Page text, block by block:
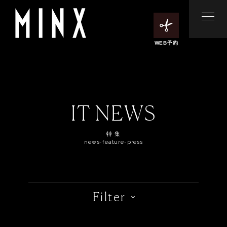
WEB予約
IT NEWS
特 集
news-feature-press
Filter